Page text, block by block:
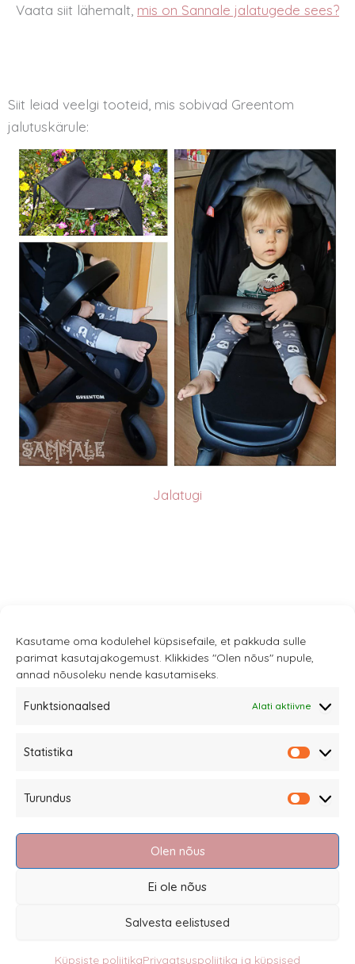
Kasutame oma kodulehel küpsisefaile, et pakkuda sulle
parimat kasutajakogemust. Klikkides "Olen nõus" nupule,
annad nõusoleku nende kasutamiseks.
Funktsionaalsed Alati aktiivne
Statistika
Turundus
Olen nõus
Ei ole nõus
Salvesta eelistused
Küpsiste poliitikaPrivaatsuspoliitika ja küpsised
Vaata siit lähemalt, mis on Sannale jalatugede sees?
Siit leiad veelgi tooteid, mis sobivad Greentom
jalutuskärule:
Jalatugi
Müügitingimused
Kauba tagastamine